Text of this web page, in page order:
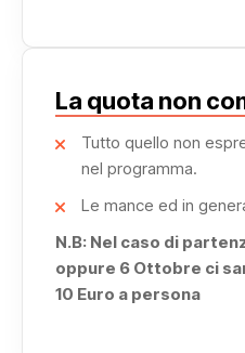
La quota non
Tutto quello non
nel programma.
Le mance ed in
N.B: Nel caso di
oppure 6 Ottobre ci
10 Euro a persona